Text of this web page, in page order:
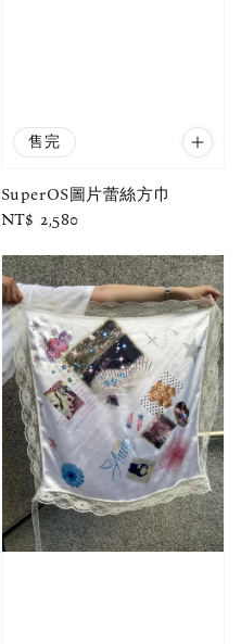
售完
SuperOS圖片蕾絲方巾
Regular
NT$ 2,580